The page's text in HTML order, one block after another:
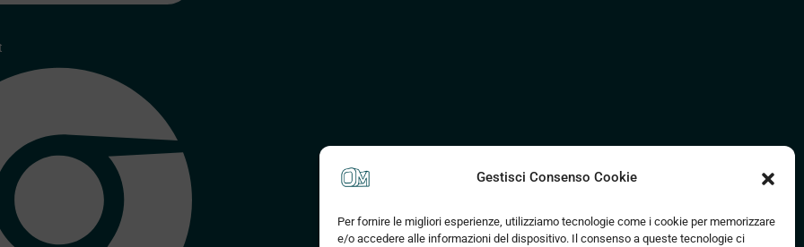
Gestisci Consenso Cookie
Per fornire le migliori esperienze, utilizziamo tecnologie come i cookie per memorizzare
e/o accedere alle informazioni del dispositivo. Il consenso a queste tecnologie ci